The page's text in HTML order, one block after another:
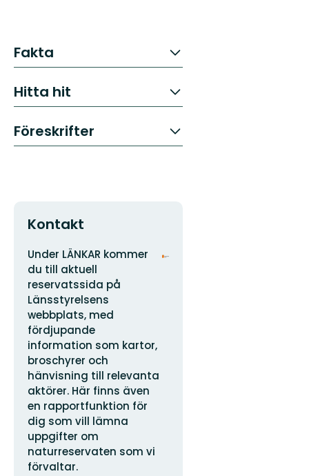
Fakta
Hitta hit
Föreskrifter
Kontakt
Adress
Under LÄNKAR kommer
du till aktuell
reservatssida på
Länsstyrelsens
webbplats, med
fördjupande
information som kartor,
broschyrer och
hänvisning till relevanta
aktörer. Här finns även
en rapportfunktion för
dig som vill lämna
uppgifter om
naturreservaten som vi
förvaltar.
Organisationens